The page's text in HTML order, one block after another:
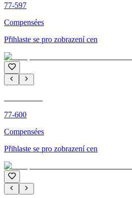
77-597
Compensées
Přihlaste se pro zobrazení cen
77-600
Compensées
Přihlaste se pro zobrazení cen